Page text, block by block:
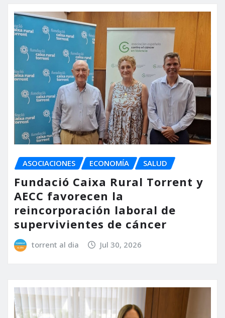
ASOCIACIONES ECONOMÍA SALUD
Fundació Caixa Rural Torrent y
AECC favorecen la
reincorporación laboral de
supervivientes de cáncer
torrent al dia Jul 30, 2026